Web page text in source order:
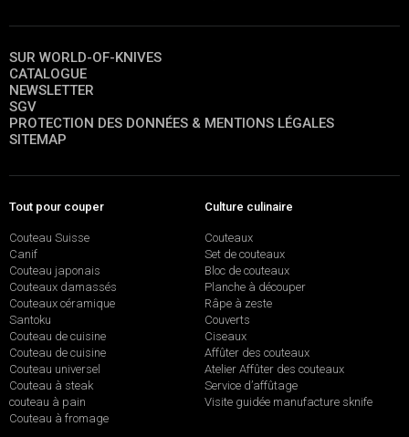
SUR WORLD-OF-KNIVES
CATALOGUE
NEWSLETTER
SGV
PROTECTION DES DONNÉES & MENTIONS LÉGALES
SITEMAP
Tout pour couper
Couteau Suisse
Canif
Couteau japonais
Couteaux damassés
Couteaux céramique
Santoku
Couteau de cuisine
Couteau de cuisine
Couteau universel
Couteau à steak
couteau à pain
Couteau à fromage
Culture culinaire
Couteaux
Set de couteaux
Bloc de couteaux
Planche à découper
Râpe à zeste
Couverts
Ciseaux
Affûter des couteaux
Atelier Affûter des couteaux
Service d’affûtage
Visite guidée manufacture sknife